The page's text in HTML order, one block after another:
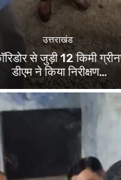
उत्तराखंड
से जुड़ी 12 किमी
डीएम ने किया निरीक्षण…